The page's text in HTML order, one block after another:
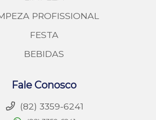
PROFISSIONAL
FESTA
BEBIDAS
Fale Conosco
(82) 3359-6241